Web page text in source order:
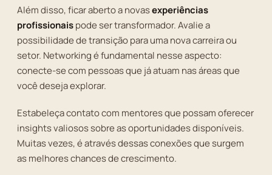
Além disso, ficar aberto a novasexperiências
profissionaispode ser transformador. Avalie a
possibilidade de transição para uma nova carreira ou
setor. Networking é fundamental nesse aspecto:
conecte-se com pessoas que já atuam nas áreas que
você deseja explorar.
Estabeleça contato com mentores que possam oferecer
insights valiosos sobre as oportunidades disponíveis.
Muitas vezes, é através dessas conexões que surgem
as melhores chances de crescimento.